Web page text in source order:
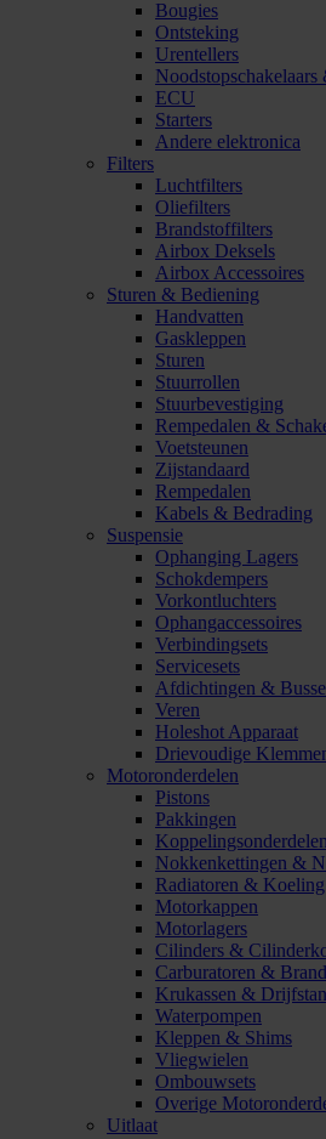
Bougies
Ontsteking
Urentellers
ECU
Starters
Andere elektronica
Filters
Luchtfilters
Oliefilters
Brandstoffilters
Airbox Deksels
Airbox Accessoires
Sturen & Bediening
Handvatten
Gaskleppen
Sturen
Stuurrollen
Stuurbevestiging
Rempedalen &
Voetsteunen
Zijstandaard
Rempedalen
Kabels & Bedrading
Suspensie
Ophanging Lagers
Schokdempers
Vorkontluchters
Ophangaccessoires
Verbindingsets
Servicesets
Afdichtingen &
Veren
Holeshot Apparaat
Drievoudige
Motoronderdelen
Pistons
Pakkingen
Koppelingsonderdelen
Nokkenkettingen &
Radiatoren & Koeling
Motorkappen
Motorlagers
Cilinders &
Carburatoren &
Krukassen &
Waterpompen
Kleppen & Shims
Vliegwielen
Ombouwsets
Overige
Uitlaat